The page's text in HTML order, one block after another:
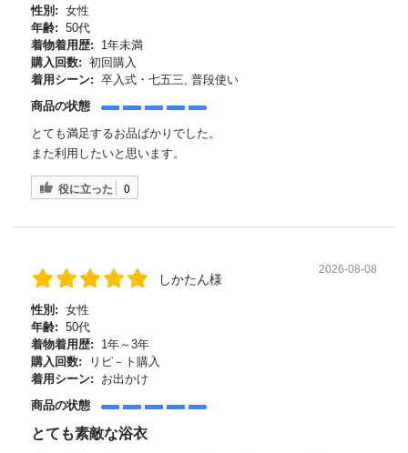
性別: 女性
年齢: 50代
着物着用歴:
1年未満
購入回数: 初回購入
着用シーン: 卒入式・七五三, 普段使い
商品の状態
とても満足するお品ばかりでした。
また利用したいと思います。
役に立った 0
しかたん様
2026-08-08
性別: 女性
年齢: 50代
着物着用歴:
1年～3年
購入回数:
リピ－ト購入
着用シーン:
お出かけ
商品の状態
とても素敵な浴衣